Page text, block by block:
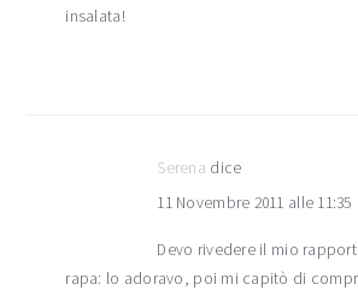
insalata!
Serena dice
11 Novembre 2011 alle 11:35
Devo rivedere il mio
rapa: lo adoravo, poi mi capitò di